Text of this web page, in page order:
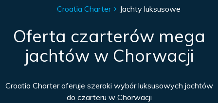
Croatia Charter Jachty luksusowe
Oferta czarterów mega
jachtów w Chorwacji
Croatia Charter oferuje szeroki wybór luksusowych jachtów
do czarteru w Chorwacji